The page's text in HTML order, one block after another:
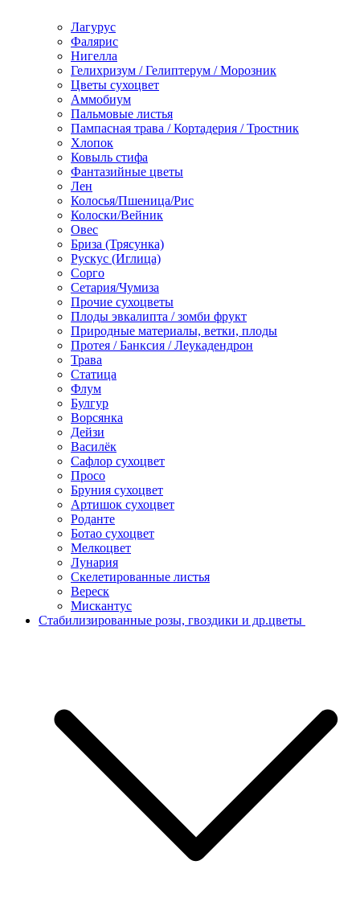
Лагурус
Фалярис
Нигелла
Гелихризум / Гелиптерум / Морозник
Цветы сухоцвет
Аммобиум
Пальмовые листья
Пампасная трава / Кортадерия / Тростник
Хлопок
Ковыль стифа
Фантазийные цветы
Лен
Колосья/Пшеница/Рис
Колоски/Вейник
Овес
Бриза (Трясунка)
Рускус (Иглица)
Сорго
Сетария/Чумиза
Прочие сухоцветы
Плоды эвкалипта / зомби фрукт
Природные материалы, ветки, плоды
Протея / Банксия / Леукадендрон
Трава
Статица
Флум
Булгур
Ворсянка
Дейзи
Василёк
Сафлор сухоцвет
Просо
Бруния сухоцвет
Артишок сухоцвет
Роданте
Ботао сухоцвет
Мелкоцвет
Лунария
Скелетированные листья
Вереск
Мискантус
Стабилизированные розы, гвоздики и др.цветы